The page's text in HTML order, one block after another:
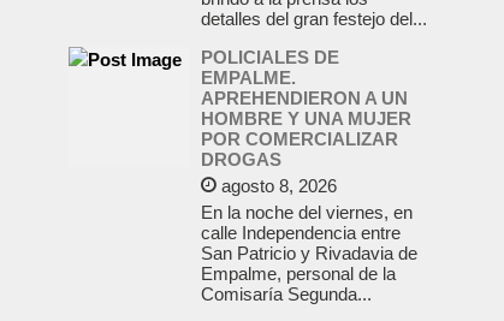
detalles del gran festejo del...
POLICIALES DE
EMPALME.
APREHENDIERON A UN
HOMBRE Y UNA MUJER
POR COMERCIALIZAR
DROGAS
agosto 8, 2026
En la noche del viernes, en
calle Independencia entre
San Patricio y Rivadavia de
Empalme, personal de la
Comisaría Segunda...